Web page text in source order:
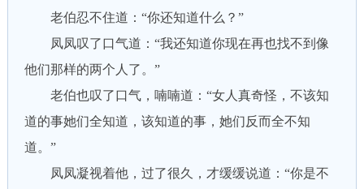
老伯忍不住道：“你还知道什么？”
凤凤叹了口气道：“我还知道你现在再也找不到像
他们那样的两个人了。”
老伯也叹了口气，喃喃道：“女人真奇怪，不该知
道的事她们全知道，该知道的事，她们反而全不知
道。”
凤凤凝视着他，过了很久，才缓缓说道：“你是不